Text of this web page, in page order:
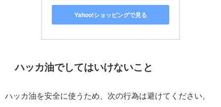
Yahoo!ショッピングで見る
ハッカ油でしてはいけないこと
ハッカ油を安全に使うため、次の行為は避けてください。